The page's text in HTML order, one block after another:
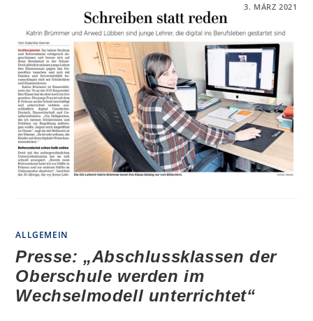
PRESSE:
„SCHREIBEN
STATT
REDEN“
3. MÄRZ 2021
ALLGEMEIN
Presse: „Abschlussklassen der
Oberschule werden im
Wechselmodell unterrichtet“